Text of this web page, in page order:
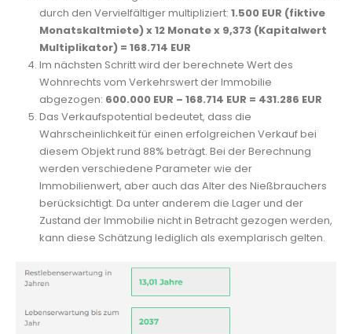
durch den Vervielfältiger multipliziert: 1.500 EUR (fiktive
Monatskaltmiete) x 12 Monate x 9,373 (Kapitalwert
Multiplikator) = 168.714 EUR
Im nächsten Schritt wird der berechnete Wert des
Wohnrechts vom Verkehrswert der Immobilie
abgezogen: 600.000 EUR – 168.714 EUR = 431.286 EUR
Das Verkaufspotential bedeutet, dass die
Wahrscheinlichkeit für einen erfolgreichen Verkauf bei
diesem Objekt rund 88% beträgt. Bei der Berechnung
werden verschiedene Parameter wie der
Immobilienwert, aber auch das Alter des Nießbrauchers
berücksichtigt. Da unter anderem die Lager und der
Zustand der Immobilie nicht in Betracht gezogen werden,
kann diese Schätzung lediglich als exemplarisch gelten.